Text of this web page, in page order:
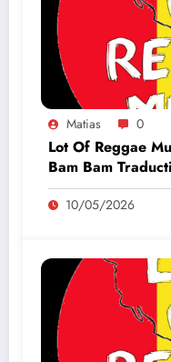
Matias 0
Lot Of Reggae
Bam Bam
10/05/2026